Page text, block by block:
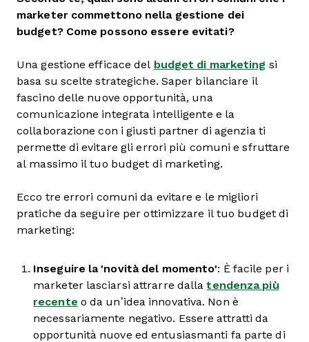
marketer commettono nella gestione dei
budget? Come possono essere evitati?
Una gestione efficace del budget di marketing si
basa su scelte strategiche. Saper bilanciare il
fascino delle nuove opportunità, una
comunicazione integrata intelligente e la
collaborazione con i giusti partner di agenzia ti
permette di evitare gli errori più comuni e sfruttare
al massimo il tuo budget di marketing.
Ecco tre errori comuni da evitare e le migliori
pratiche da seguire per ottimizzare il tuo budget di
marketing:
Inseguire la 'novità del momento': È facile per i
marketer lasciarsi attrarre dallatendenza più
recente o da un’idea innovativa. Non è
necessariamente negativo. Essere attratti da
opportunità nuove ed entusiasmanti fa parte di